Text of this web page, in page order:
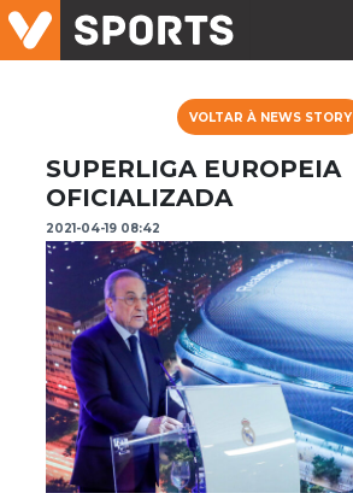
VOLTAR À NEWS STORY
SUPERLIGA EUROPEIA
OFICIALIZADA
2021-04-19 08:42